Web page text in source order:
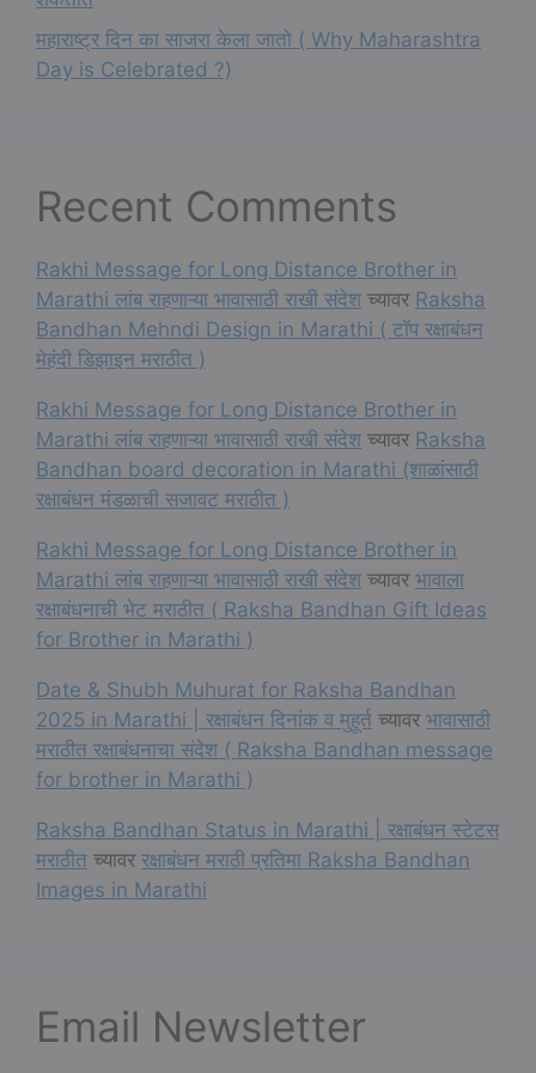
महाराष्ट्र दिन का साजरा केला जातो ( Why Maharashtra
Day is Celebrated ?)
Recent Comments
Rakhi Message for Long Distance Brother in
Marathi लांब राहणाऱ्या भावासाठी राखी संदेश च्यावर Raksha
Bandhan Mehndi Design in Marathi ( टॉप रक्षाबंधन
मेहंदी डिझाइन मराठीत )
Rakhi Message for Long Distance Brother in
Marathi लांब राहणाऱ्या भावासाठी राखी संदेश च्यावर Raksha
Bandhan board decoration in Marathi (शाळांसाठी
रक्षाबंधन मंडळाची सजावट मराठीत )
Rakhi Message for Long Distance Brother in
Marathi लांब राहणाऱ्या भावासाठी राखी संदेश च्यावर भावाला
रक्षाबंधनाची भेट मराठीत ( Raksha Bandhan Gift Ideas
for Brother in Marathi )
Date & Shubh Muhurat for Raksha Bandhan
2025 in Marathi | रक्षाबंधन दिनांक व मुहूर्त च्यावर भावासाठी
मराठीत रक्षाबंधनाचा संदेश ( Raksha Bandhan message
for brother in Marathi )
Raksha Bandhan Status in Marathi | रक्षाबंधन स्टेटस
मराठीत च्यावर रक्षाबंधन मराठी प्रतिमा Raksha Bandhan
Images in Marathi
Email Newsletter